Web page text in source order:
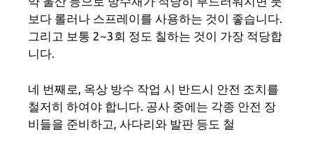
보다 롤러나 스프레이를 사용하는 것이 좋습니다.
그리고 보통 2~3회 정도 칠하는 것이 가장 적당합
니다.
네 번째로, 옥상 방수 작업 시 반드시 안전 조치를
철저히 하여야 합니다. 공사 중에는 각종 안전 장
비들을 준비하고, 사다리와 발판 등도 철